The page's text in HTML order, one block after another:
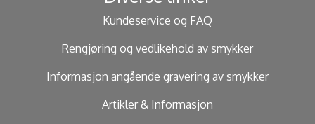
Kundeservice og FAQ
Rengjøring og vedlikehold av smykker
Informasjon angående gravering av smykker
Artikler & Informasjon